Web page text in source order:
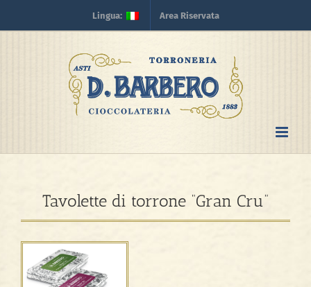
content
Lingua: Area Riservata
Tavolette di torrone “Gran Cru”
Larger
Image